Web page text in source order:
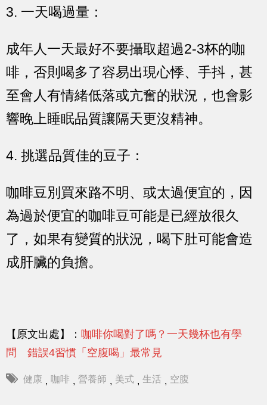
3. 一天喝過量：
成年人一天最好不要攝取超過2-3杯的咖
啡，否則喝多了容易出現心悸、手抖，甚
至會人有情緒低落或亢奮的狀況，也會影
響晚上睡眠品質讓隔天更沒精神。
4. 挑選品質佳的豆子：
咖啡豆別買來路不明、或太過便宜的，因
為過於便宜的咖啡豆可能是已經放很久
了，如果有變質的狀況，喝下肚可能會造
成肝臟的負擔。
【原文出處】： 咖啡你喝對了嗎？一天幾杯也有學
問 錯誤4習慣「空腹喝」最常見
健康 , 咖啡 , 營養師 , 美式 , 生活 , 空腹